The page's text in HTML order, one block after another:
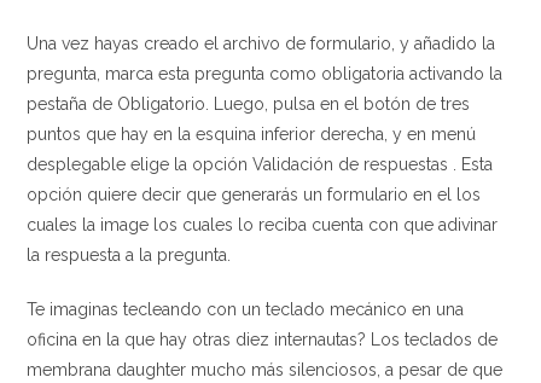
Una vez hayas creado el archivo de formulario, y añadido la
pregunta, marca esta pregunta como obligatoria activando la
pestaña de Obligatorio. Luego, pulsa en el botón de tres
puntos que hay en la esquina inferior derecha, y en menú
desplegable elige la opción Validación de respuestas . Esta
opción quiere decir que generarás un formulario en el los
cuales la image los cuales lo reciba cuenta con que adivinar
la respuesta a la pregunta.
Te imaginas tecleando con un teclado mecánico en una
oficina en la que hay otras diez internautas? Los teclados de
membrana daughter mucho más silenciosos, a pesar de que